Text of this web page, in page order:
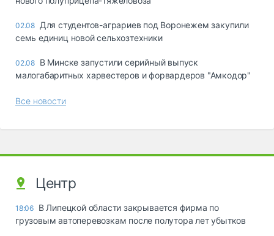
02.08 Для студентов-аграриев под Воронежем закупили
семь единиц новой сельхозтехники
02.08 В Минске запустили серийный выпуск
малогабаритных харвестеров и форвардеров "Амкодор"
Все новости
Центр
18:06 В Липецкой области закрывается фирма по
грузовым автоперевозкам после полутора лет убытков